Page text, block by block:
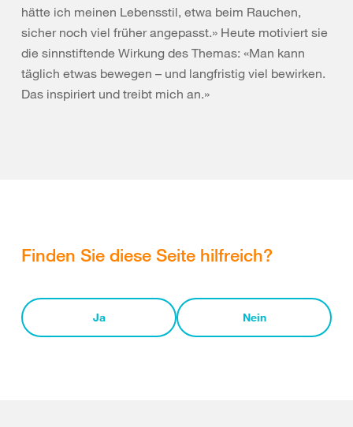
hätte ich meinen Lebensstil, etwa beim Rauchen,
sicher noch viel früher angepasst.» Heute motiviert sie
die sinnstiftende Wirkung des Themas: «Man kann
täglich etwas bewegen – und langfristig viel bewirken.
Das inspiriert und treibt mich an.»
Finden Sie diese Seite hilfreich?
Ja Nein